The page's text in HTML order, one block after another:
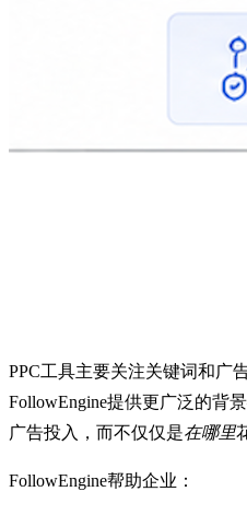
PPC工具主要关注关键词和广
FollowEngine提供更广泛的
广告投入，而不仅仅是在哪里
FollowEngine帮助企业：